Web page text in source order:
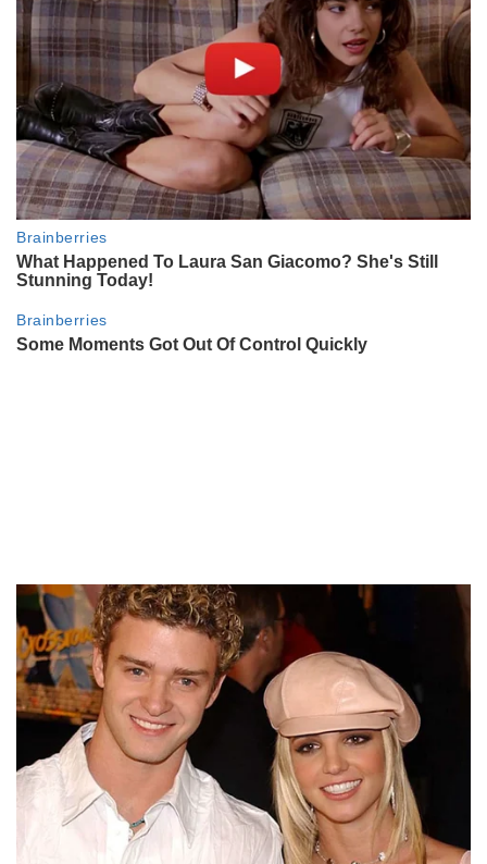
vistió desde Antonela Roccuzzo a
María Becerra y Pampita con sus
diseños de alta costura
ENTRETENIMIENTO
Así fue la escapada de Mike
Amigorena a Madrid: el exclusivo
lugar donde recargó energías
antes de un gran desafío
LIFESTYLE
Cómo es el hotel boutique de
argentinos: de las "bubbles
Caso Agostina Vega: por qué la
Justicia cerró toda la cuadra de la
Osvaldo Laport y Viviana Sáez:
"Fueron muy valientes para
romper mandatos"
ENTRETENIMIENTO
Cuál es el ritual que le propuso
Zaira Nara a Pampita como cábala
para el Mundial 2026
LIFESTYLE
Las claves del asombroso look de
Mina Serrano durante sus